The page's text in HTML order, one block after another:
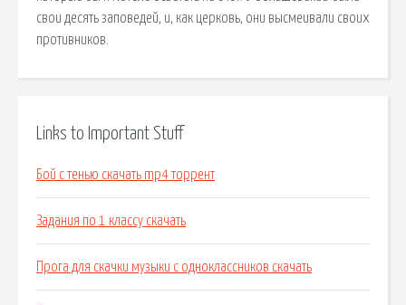
свои десять заповедей, и, как церковь, они высмеивали своих
противников.
Links to Important Stuff
Бой с тенью скачать mp4 торрент
Задания по 1 классу скачать
Прога для скачки музыки с одноклассников скачать